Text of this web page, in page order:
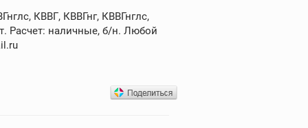
КВВГ, КВВГнг, КВВГнглс,
Расчет: наличные, б/н. Любой